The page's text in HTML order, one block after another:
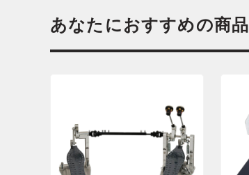
あなたにおすすめの商品